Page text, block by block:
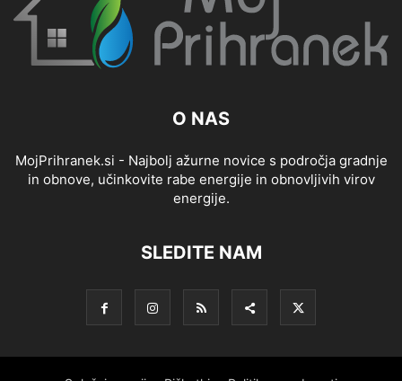
O NAS
MojPrihranek.si - Najbolj ažurne novice s področja gradnje
in obnove, učinkovite rabe energije in obnovljivih virov
energije.
SLEDITE NAM